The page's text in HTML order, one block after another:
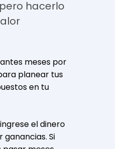
hacerlo
meses por
planear tus
en tu
el dinero
Si